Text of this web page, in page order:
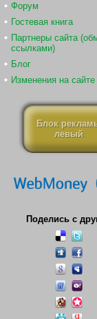
Форум
Гостевая книга
Партнеры сайта
ссылками)
Блог
Изменения на сайте
Блок
левый
Поделись с